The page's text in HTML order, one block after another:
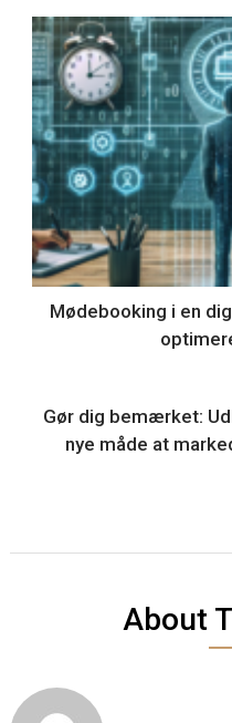
Mødebooking i en
Gør dig bemærket:
nye måde at
About